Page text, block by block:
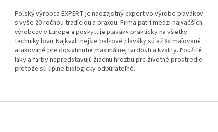
Poľský výrobca EXPERT je naozajstný expert vo výrobe plavákov
s vyše 20 ročnou tradíciou a praxou. Firma patrí medzi najväčších
výrobcov v Európe a poskytuje plaváky prakticky na všetky
techniky lovu. Najkvalitnejšie balzové plaváky sú až 8x maľované
a lakované pre dosiahnutie maximálnej tvrdosti a kvality. Použité
laky a farby nepredstavujú žiadnu hrozbu pre životné prostredie
pretože sú úplne biologicky odbúrateľné.